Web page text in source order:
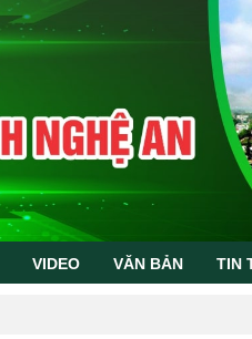
VIDEO VĂN BẢN TIN